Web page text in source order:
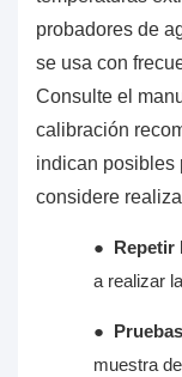
probadores de
se usa con
Consulte el
calibración
indican posibles
considere
● Repetir
a realizar
●
muestra